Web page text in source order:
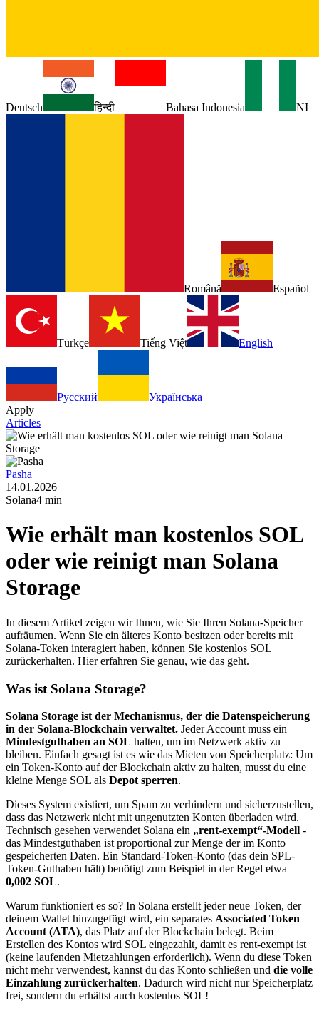
Deutsch हिन्दी Bahasa Indonesia NI
Română Español
Türkçe Tiếng Việt English
Русский
Українська
Apply
Articles
Pasha
14.01.2026
Solana4 min
Wie erhält man kostenlos SOL
oder wie reinigt man Solana
Storage
In diesem Artikel zeigen wir Ihnen, wie Sie Ihren Solana-Speicher
aufräumen. Wenn Sie ein älteres Konto besitzen oder bereits mit
Solana-Token interagiert haben, können Sie kostenlos SOL
zurückerhalten. Hier erfahren Sie genau, wie das geht.
Was ist Solana Storage?
Solana Storage ist der Mechanismus, der die Datenspeicherung
in der Solana-Blockchain verwaltet. Jeder Account muss ein
Mindestguthaben an SOL halten, um im Netzwerk aktiv zu
bleiben. Einfach gesagt ist es wie das Mieten von Speicherplatz: Um
ein Token-Konto auf der Blockchain aktiv zu halten, musst du eine
kleine Menge SOL als Depot sperren.
Dieses System existiert, um Spam zu verhindern und sicherzustellen,
dass das Netzwerk nicht mit ungenutzten Konten überladen wird.
Technisch gesehen verwendet Solana ein „rent-exempt“-Modell -
das Mindestguthaben ist proportional zur Menge der im Konto
gespeicherten Daten. Ein Standard-Token-Konto (das dein SPL-
Token-Guthaben hält) benötigt zum Beispiel in der Regel etwa
0,002 SOL.
Warum funktioniert es so? In Solana erstellt jeder neue Token, der
deinem Wallet hinzugefügt wird, ein separates Associated Token
Account (ATA), das Platz auf der Blockchain belegt. Beim
Erstellen des Kontos wird SOL eingezahlt, damit es rent-exempt ist
(keine laufenden Mietzahlungen erforderlich). Wenn du diese Token
nicht mehr verwendest, kannst du das Konto schließen und die volle
Einzahlung zurückerhalten. Dadurch wird nicht nur Speicherplatz
frei, sondern du erhältst auch kostenlos SOL!